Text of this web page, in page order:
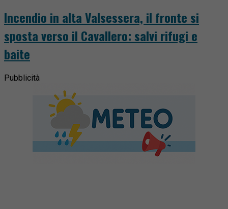
Incendio in alta Valsessera, il fronte si
sposta verso il Cavallero: salvi rifugi e
baite
Pubblicità